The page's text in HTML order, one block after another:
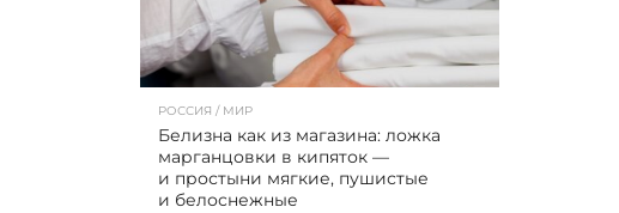
РОССИЯ / МИР
Белизна как из магазина: ложка
марганцовки в кипяток —
и простыни мягкие, пушистые
и белоснежные